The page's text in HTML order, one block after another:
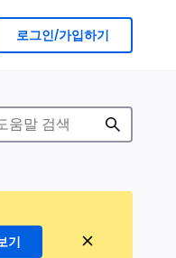
로그인/가입하기
기